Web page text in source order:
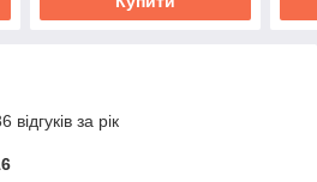
за рік